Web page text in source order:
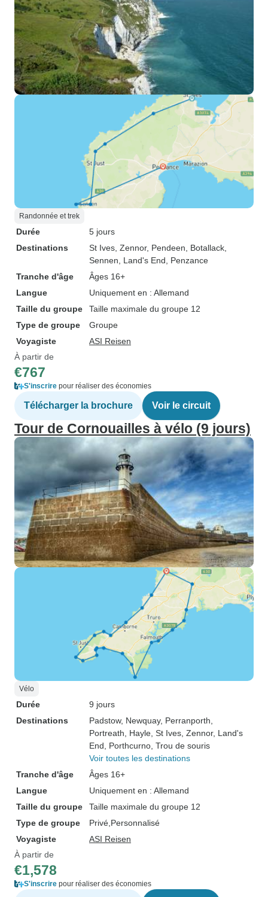
Randonnée et trek
Durée
5 jours
Destinations
St Ives , Zennor, Pendeen , Botallack
Sennen , Land's End , Penzance
Tranche d'âge
Âges 16+
Langue
Uniquement en : Allemand
Taille du groupe
Taille maximale du groupe 12
Type de groupe
Groupe
Voyagiste
ASI Reisen
À partir de
€767
S'inscrire pour réaliser des économies
Télécharger la brochure Voir le circuit
Tour de Cornouailles à vélo (9 jours)
Vélo
Durée
9 jours
Destinations
Padstow, Newquay, Perranporth
Portreath , Hayle , St Ives , Zennor, Land's
End , Porthcurno , Trou de souris
Voir toutes les destinations
Tranche d'âge
Âges 16+
Langue
Uniquement en : Allemand
Taille du groupe
Taille maximale du groupe 12
Type de groupe
Privé Personnalisé
Voyagiste
ASI Reisen
À partir de
€1,578
S'inscrire pour réaliser des économies